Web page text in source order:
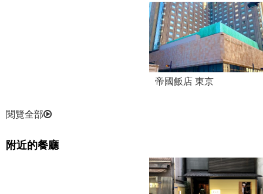
帝國飯店 東京
閱覽全部
附近的餐廳